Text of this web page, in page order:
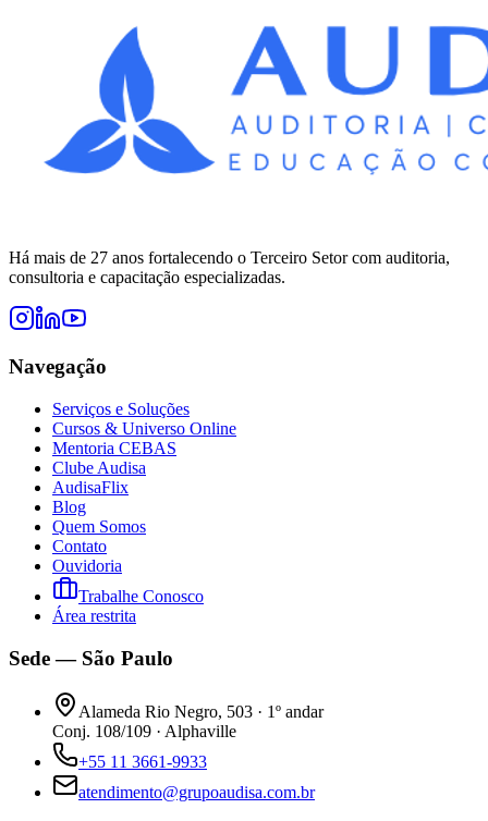
Há mais de 27 anos fortalecendo o Terceiro Setor com auditoria,
consultoria e capacitação especializadas.
Navegação
Serviços e Soluções
Cursos & Universo Online
Mentoria CEBAS
Clube Audisa
AudisaFlix
Blog
Quem Somos
Contato
Ouvidoria
Trabalhe Conosco
Área restrita
Sede — São Paulo
Alameda Rio Negro, 503 · 1º andar
Conj. 108/109 · Alphaville
+55 11 3661-9933
atendimento@grupoaudisa.com.br